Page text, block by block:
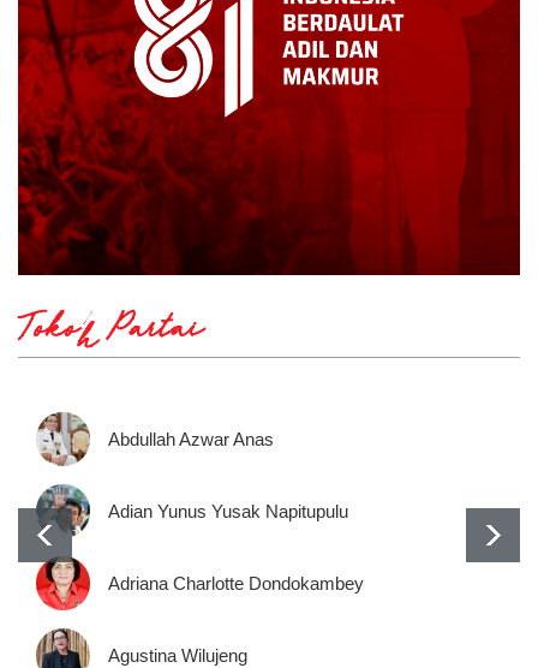
Tokoh Partai
Abdullah Azwar Anas
Adian Yunus Yusak Napitupulu
Adriana Charlotte Dondokambey
Agustina Wilujeng